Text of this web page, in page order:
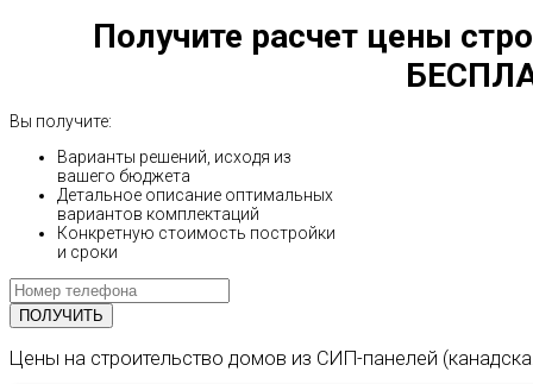
Получите расчет цены
Вы получите:
Варианты решений, исходя из
вашего бюджета
Детальное описание оптимальных
вариантов комплектаций
Конкретную стоимость постройки
и сроки
Цены на строительство домов из СИП-панелей